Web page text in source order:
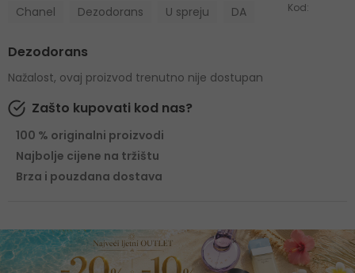
Chanel Dezodorans U spreju DA Kod:
Dezodorans
Nažalost, ovaj proizvod trenutno nije dostupan
Zašto kupovati kod nas?
100 % originalni proizvodi
Najbolje cijene na tržištu
Brza i pouzdana dostava